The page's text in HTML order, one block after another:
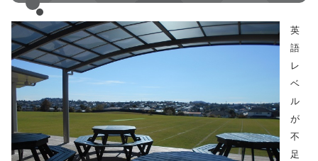
英
語
レ
ベ
ル
が
不
足